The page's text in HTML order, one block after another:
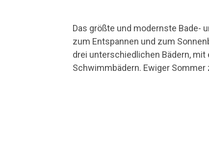
Das größte und modernste Bade-
zum Entspannen und zum
drei unterschiedlichen Bädern,
Schwimmbädern. Ewiger